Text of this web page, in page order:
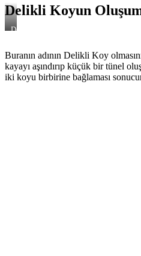
Delikli Koyun
Delikli
Oluştu?
Buranın adının Delikli Koy
kayayı aşındırıp küçük bir tünel
iki koyu birbirine bağlaması